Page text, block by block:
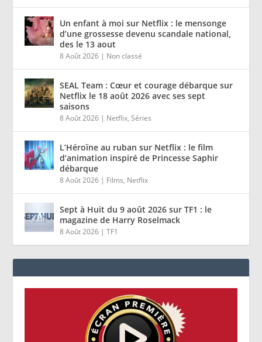
Un enfant à moi sur Netflix : le mensonge
d’une grossesse devenu scandale national,
des le 13 aout
8 Août 2026 | Non classé
SEAL Team : Cœur et courage débarque sur
Netflix le 18 août 2026 avec ses sept
saisons
8 Août 2026 | Netflix,Séries
L’Héroïne au ruban sur Netflix : le film
d’animation inspiré de Princesse Saphir
débarque
8 Août 2026 | Films, Netflix
Sept à Huit du 9 août 2026 sur TF1 : le
magazine de Harry Roselmack
8 Août 2026 |TF1